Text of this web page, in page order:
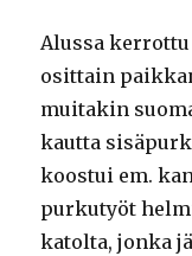
Alussa
osittain
muitakin
kautta
koostui em.
purkutyöt
katolta, jonka